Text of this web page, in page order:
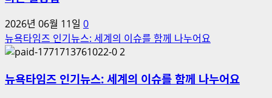
2026년 06월 11일 0
뉴욕타임즈 인기뉴스: 세계의 이슈를 함께 나누어요
2
뉴욕타임즈 인기뉴스: 세계의 이슈를 함께 나누어요